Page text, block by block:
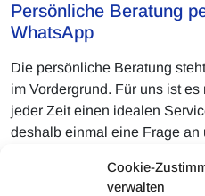
Cookie-
verwalten
Persönliche Beratung
WhatsApp
Die persönliche Beratung
im Vordergrund. Für uns ist
jeder Zeit einen idealen
deshalb einmal eine Frage
gerne. Sehr gerne können Sie